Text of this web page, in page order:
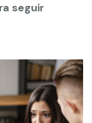
seguir